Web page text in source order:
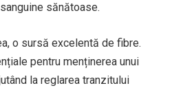
sănătoase.
o sursă excelentă de fibre.
pentru menținerea unui
la reglarea tranzitului